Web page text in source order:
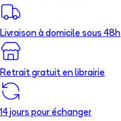
Livraison à domicile sous 48h
Retrait gratuit en librairie
14 jours pour échanger